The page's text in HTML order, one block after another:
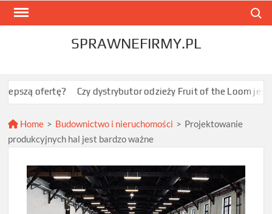
Skip
SPRAWNEFIRMY.PL
Czy dystrybutor odzieży Fruit of the Loom jest
Home > Budownictwo i nieruchomości > Projektowanie
produkcyjnych hal jest bardzo ważne